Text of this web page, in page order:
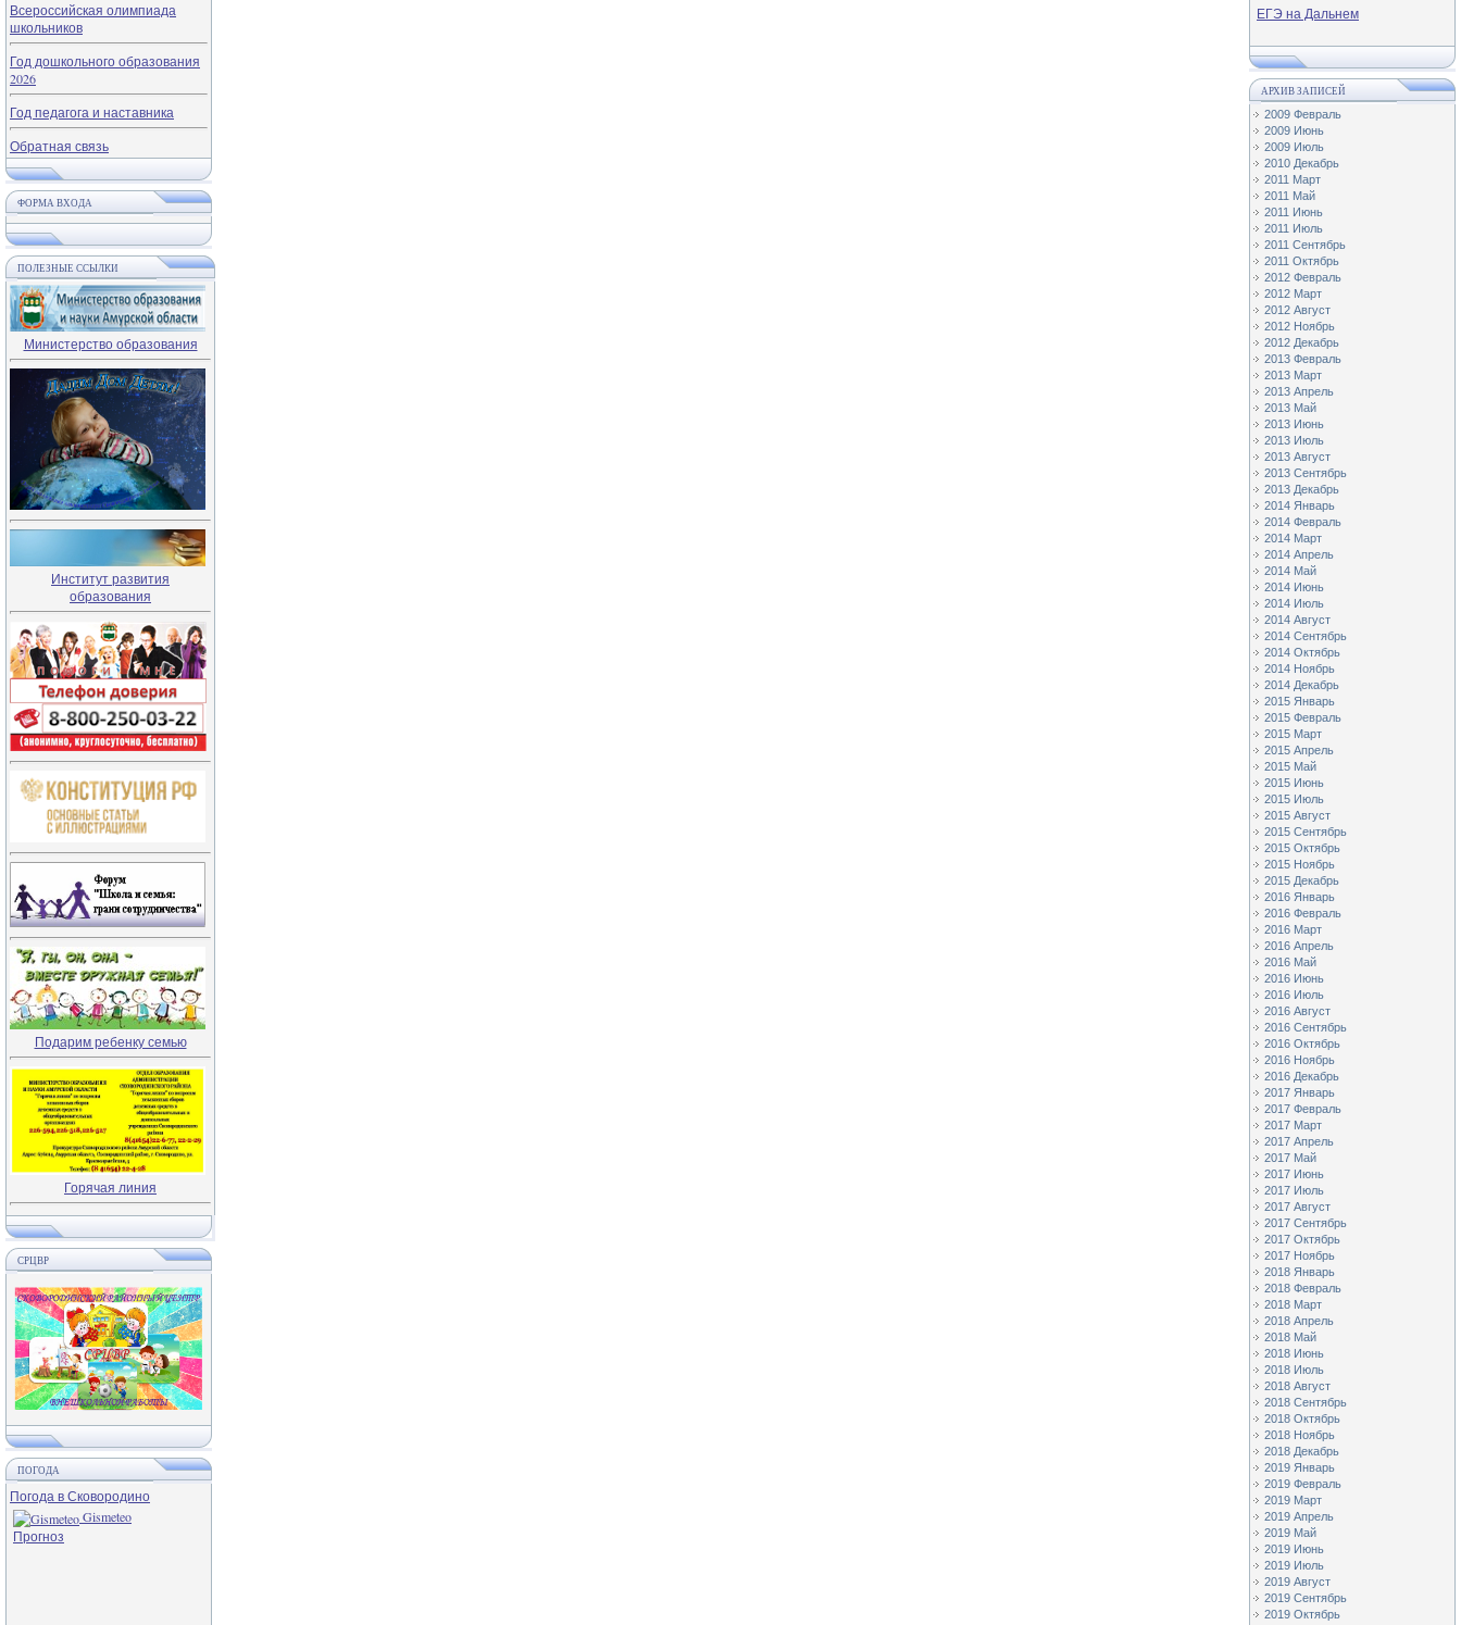
Всероссийская олимпиада
школьников
Год дошкольного образования
2026
Год педагога и наставника
Обратная связь
ФОРМА ВХОДА
ПОЛЕЗНЫЕ ССЫЛКИ
Министерство образования
Институт развития
образования
Подарим ребенку семью
Горячая линия
СРЦВР
ПОГОДА
Погода в Сковородино
Gismeteo
Прогноз
ЕГЭ на Дальнем
АРХИВ ЗАПИСЕЙ
2009 Февраль
2009 Июнь
2009 Июль
2010 Декабрь
2011 Март
2011 Май
2011 Июнь
2011 Июль
2011 Сентябрь
2011 Октябрь
2012 Февраль
2012 Март
2012 Август
2012 Ноябрь
2012 Декабрь
2013 Февраль
2013 Март
2013 Апрель
2013 Май
2013 Июнь
2013 Июль
2013 Август
2013 Сентябрь
2013 Декабрь
2014 Январь
2014 Февраль
2014 Март
2014 Апрель
2014 Май
2014 Июнь
2014 Июль
2014 Август
2014 Сентябрь
2014 Октябрь
2014 Ноябрь
2014 Декабрь
2015 Январь
2015 Февраль
2015 Март
2015 Апрель
2015 Май
2015 Июнь
2015 Июль
2015 Август
2015 Сентябрь
2015 Октябрь
2015 Ноябрь
2015 Декабрь
2016 Январь
2016 Февраль
2016 Март
2016 Апрель
2016 Май
2016 Июнь
2016 Июль
2016 Август
2016 Сентябрь
2016 Октябрь
2016 Ноябрь
2016 Декабрь
2017 Январь
2017 Февраль
2017 Март
2017 Апрель
2017 Май
2017 Июнь
2017 Июль
2017 Август
2017 Сентябрь
2017 Октябрь
2017 Ноябрь
2018 Январь
2018 Февраль
2018 Март
2018 Апрель
2018 Май
2018 Июнь
2018 Июль
2018 Август
2018 Сентябрь
2018 Октябрь
2018 Ноябрь
2018 Декабрь
2019 Январь
2019 Февраль
2019 Март
2019 Апрель
2019 Май
2019 Июнь
2019 Июль
2019 Август
2019 Сентябрь
2019 Октябрь